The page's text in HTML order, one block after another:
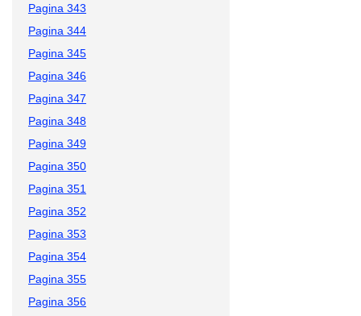
Pagina 343
Pagina 344
Pagina 345
Pagina 346
Pagina 347
Pagina 348
Pagina 349
Pagina 350
Pagina 351
Pagina 352
Pagina 353
Pagina 354
Pagina 355
Pagina 356